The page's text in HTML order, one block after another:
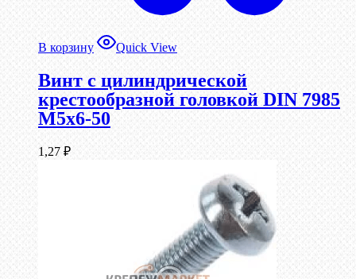
В корзину Quick View
Винт с цилиндрической
крестообразной головкой DIN 7985
М5х6-50
1,27 ₽